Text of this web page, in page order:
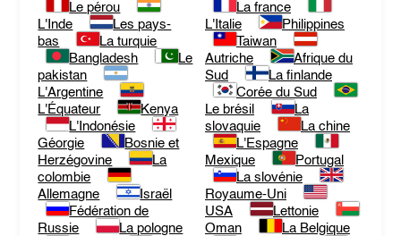
Le pérou
L'Inde
Les pays-
bas
La turquie
Bangladesh
Le
pakistan
L'Argentine
L'Équateur
Kenya
L'Indonésie
Géorgie
Bosnie et
Herzégovine
La
colombie
Allemagne
Israël
Fédération de
Russie
La pologne
La france
L'Italie
Philippines
Taiwan
Autriche
Afrique du
Sud
La finlande
Corée du Sud
Le brésil
La
slovaquie
La chine
L'Espagne
Mexique
Portugal
La slovénie
Royaume-Uni
USA
Lettonie
Oman
La Belgique